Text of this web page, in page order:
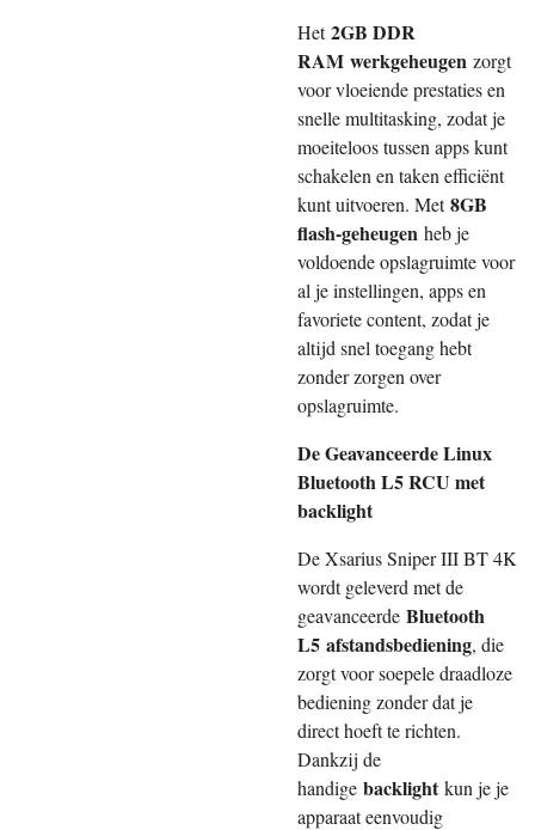
Het2GB DDR
RAM werkgeheugen zorgt
voor vloeiende prestaties en
snelle multitasking, zodat je
moeiteloos tussen apps kunt
schakelen en taken efficiënt
kunt uitvoeren. Met8GB
flash-geheugen heb je
voldoende opslagruimte voor
al je instellingen, apps en
favoriete content, zodat je
altijd snel toegang hebt
zonder zorgen over
opslagruimte.
De Geavanceerde Linux
Bluetooth L5 RCU met
backlight
De Xsarius Sniper III BT 4K
wordt geleverd met de
geavanceerde Bluetooth
L5 afstandsbediening, die
zorgt voor soepele draadloze
bediening zonder dat je
direct hoeft te richten.
Dankzij de
handige backlightkun je je
apparaat eenvoudig